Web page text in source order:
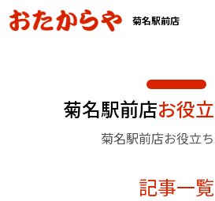
菊名駅前店
菊名駅前店お役
菊名駅前店お役立
記事一覧